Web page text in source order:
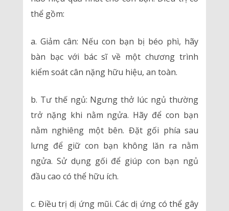
thể gồm:
a. Giảm cân: Nếu con bạn bị béo phì, hãy
bàn bạc với bác sĩ về một chương trình
kiểm soát cân nặng hữu hiệu, an toàn.
b. Tư thế ngủ: Ngưng thở lúc ngủ thường
trở nặng khi nằm ngửa. Hãy để con bạn
nằm nghiêng một bên. Đặt gối phía sau
lưng để giữ con bạn không lăn ra nằm
ngửa. Sử dụng gối để giúp con bạn ngủ
đầu cao có thể hữu ích.
c. Điều trị dị ứng mũi. Các dị ứng có thể gây